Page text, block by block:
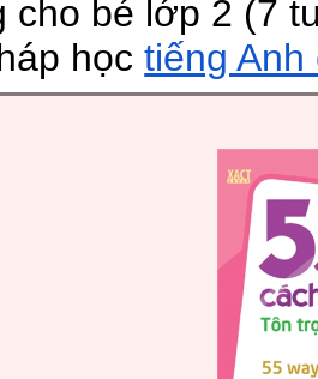
cho bé lớp 2 (7
họctiếng